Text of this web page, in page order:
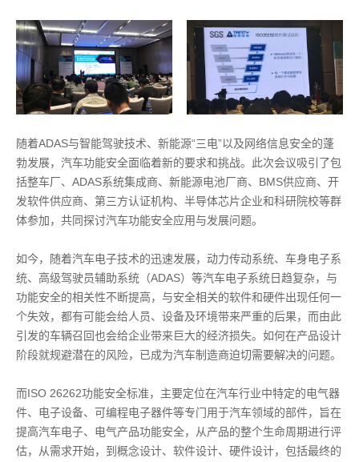
随着ADAS与智能驾驶技术、新能源“三电”以及网络信息安全的蓬
勃发展，汽车功能安全面临着新的要求和挑战。此次会议吸引了包
括整车厂、ADAS系统集成商、新能源电池厂商、BMS供应商、开
发软件供应商、第三方认证机构、半导体芯片企业和科研院校等群
体参加，共同探讨汽车功能安全应用与发展问题。
如今，随着汽车电子技术的迅速发展，动力传动系统、车身电子系
统、高级驾驶员辅助系统（ADAS）等汽车电子系统日趋复杂，与
功能安全的相关性不断提高，与安全相关的软件和硬件出现任何一
个失效，都有可能会给人员、设备及环境带来严重的后果，而由此
引发的车辆召回也会给企业带来巨大的经济损失。如何在产品设计
阶段就规避潜在的风险，已成为汽车制造商迫切需要解决的问题。
而ISO 26262功能安全标准，主要定位在汽车行业中特定的电气器
件、电子设备、可编程电子器件等专门用于汽车领域的部件，旨在
提高汽车电子、电气产品功能安全，从产品的整个生命周期进行评
估，从需求开始，到概念设计、软件设计、硬件设计，包括最终的